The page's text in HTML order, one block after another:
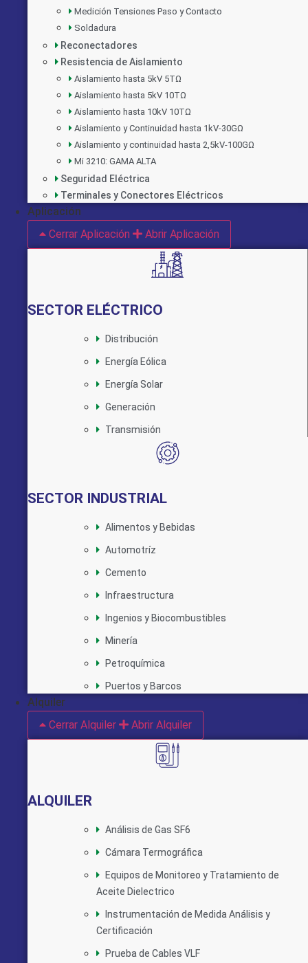
Medición Tensiones Paso y Contacto
Soldadura
Reconectadores
Resistencia de Aislamiento
Aislamiento hasta 5kV 5TΩ
Aislamiento hasta 5kV 10TΩ
Aislamiento hasta 10kV 10TΩ
Aislamiento y Continuidad hasta 1kV-30GΩ
Aislamiento y continuidad hasta 2,5kV-100GΩ
Mi 3210: GAMA ALTA
Seguridad Eléctrica
Terminales y Conectores Eléctricos
Aplicación
Cerrar Aplicación
Abrir Aplicación
SECTOR ELÉCTRICO
Distribución
Energía Eólica
Energía Solar
Generación
Transmisión
SECTOR INDUSTRIAL
Alimentos y Bebidas
Automotríz
Cemento
Infraestructura
Ingenios y Biocombustibles
Minería
Petroquímica
Puertos y Barcos
Alquiler
Cerrar Alquiler
Abrir Alquiler
ALQUILER
Análisis de Gas SF6
Cámara Termográfica
Equipos de Monitoreo y Tratamiento de
Aceite Dielectrico
Instrumentación de Medida Análisis y
Certificación
Prueba de Cables VLF